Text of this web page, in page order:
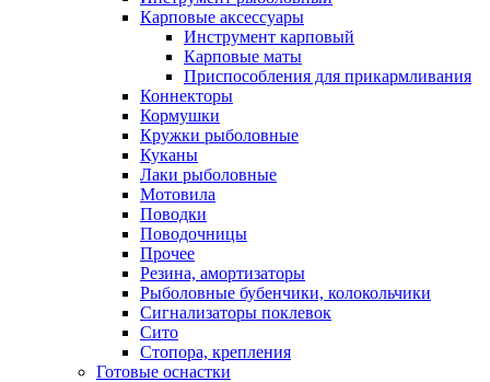
Карповые аксессуары
Инструмент карповый
Карповые маты
Приспособления для прикармливания
Коннекторы
Кормушки
Кружки рыболовные
Куканы
Лаки рыболовные
Мотовила
Поводки
Поводочницы
Прочее
Резина, амортизаторы
Рыболовные бубенчики, колокольчики
Сигнализаторы поклевок
Сито
Стопора, крепления
Готовые оснастки